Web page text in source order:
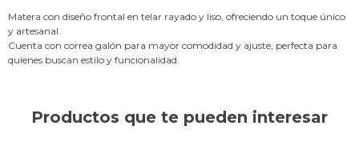
Matera con diseño frontal en telar rayado y liso, ofreciendo un toque único
y artesanal.
Cuenta con correa galón para mayor comodidad y ajuste, perfecta para
quienes buscan estilo y funcionalidad.
Productos que te pueden interesar